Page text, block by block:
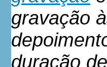
gravação
duração